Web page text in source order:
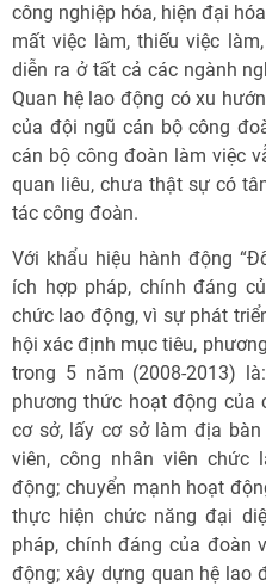
công nghiệp hóa, hiện đại
mất việc làm, thiếu việc
diễn ra ở tất cả các ngành
Quan hệ lao động có xu
của đội ngũ cán bộ công
cán bộ công đoàn làm việc
quan liêu, chưa thật sự có
tác công đoàn.
Với khẩu hiệu hành động
ích hợp pháp, chính đáng
chức lao động, vì sự phát
hội xác định mục tiêu,
trong 5 năm (2008-2013)
phương thức hoạt động của
cơ sở, lấy cơ sở làm địa
viên, công nhân viên
động; chuyển mạnh hoạt
thực hiện chức năng đại
pháp, chính đáng của đoàn
động; xây dựng quan hệ lao